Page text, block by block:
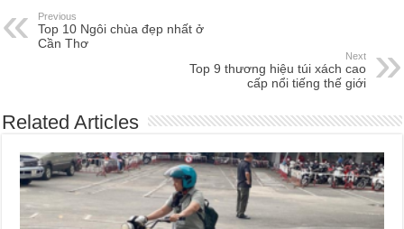
Previous
Top 10 Ngôi chùa đẹp nhất ở
Cần Thơ
Next
Top 9 thương hiệu túi xách cao
cấp nổi tiếng thế giới
Related Articles